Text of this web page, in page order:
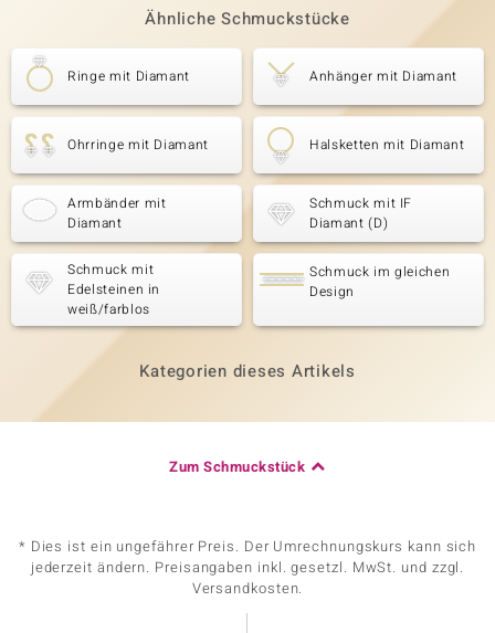
Ähnliche Schmuckstücke
Ringe mit Diamant Anhänger mit Diamant
Ohrringe mit Diamant Halsketten mit Diamant
Armbänder mit
Diamant
Schmuck mit IF
Diamant (D)
Schmuck mit
Edelsteinen in
weiß/farblos
Schmuck im gleichen
Design
Kategorien dieses Artikels
Zum Schmuckstück
* Dies ist ein ungefährer Preis. Der Umrechnungskurs kann sich
jederzeit ändern. Preisangaben inkl. gesetzl. MwSt. und zzgl.
Versandkosten.